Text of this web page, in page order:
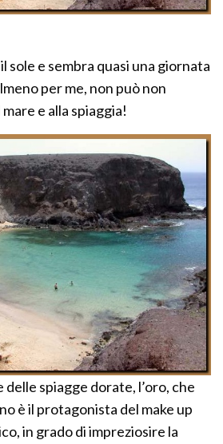
sole e sembra quasi una giornata
per me, non può non
e alla spiaggia!
delle spiagge dorate, l’oro, che
è il protagonista del make up
in grado di impreziosire la